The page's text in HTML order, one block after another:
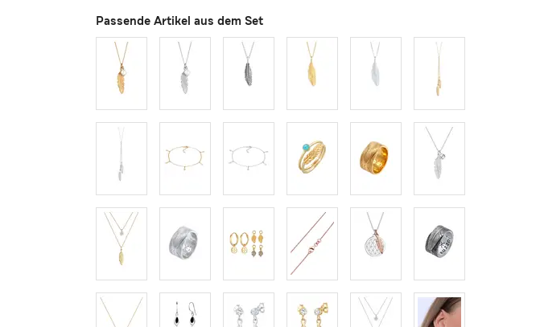
Passende Artikel aus dem Set